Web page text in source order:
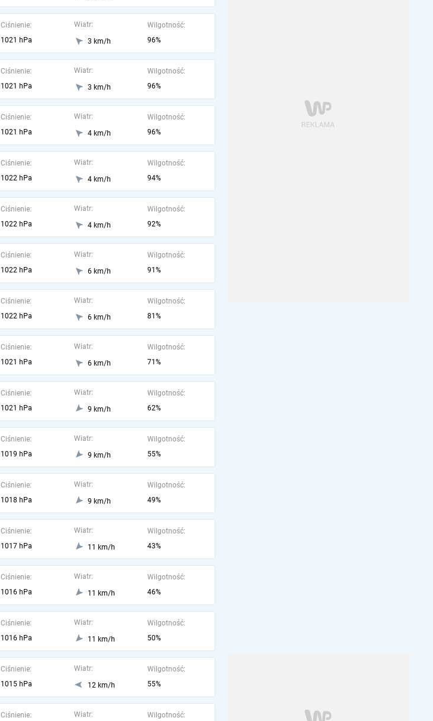
Ciśnienie:
1021 hPa
Wiatr:
3 km/h
Wilgotność:
96%
Ciśnienie:
1021 hPa
Wiatr:
3 km/h
Wilgotność:
96%
Ciśnienie:
1021 hPa
Wiatr:
4 km/h
Wilgotność:
96%
Ciśnienie:
1022 hPa
Wiatr:
4 km/h
Wilgotność:
94%
Ciśnienie:
1022 hPa
Wiatr:
4 km/h
Wilgotność:
92%
Ciśnienie:
1022 hPa
Wiatr:
6 km/h
Wilgotność:
91%
Ciśnienie:
1022 hPa
Wiatr:
6 km/h
Wilgotność:
81%
Ciśnienie:
1021 hPa
Wiatr:
6 km/h
Wilgotność:
71%
Ciśnienie:
1021 hPa
Wiatr:
9 km/h
Wilgotność:
62%
Ciśnienie:
1019 hPa
Wiatr:
9 km/h
Wilgotność:
55%
Ciśnienie:
1018 hPa
Wiatr:
9 km/h
Wilgotność:
49%
Ciśnienie:
1017 hPa
Wiatr:
11 km/h
Wilgotność:
43%
Ciśnienie:
1016 hPa
Wiatr:
11 km/h
Wilgotność:
46%
Ciśnienie:
1016 hPa
Wiatr:
11 km/h
Wilgotność:
50%
Ciśnienie:
1015 hPa
Wiatr:
12 km/h
Wilgotność:
55%
Ciśnienie:
Wiatr:
Wilgotność: